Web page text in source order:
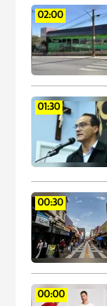
02:00
01:30
00:30
00:00